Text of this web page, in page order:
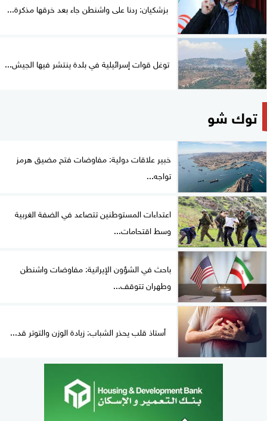
بزشكيان: ردنا على واشنطن جاء بعد خرقها مذكرة...
توغل قوات إسرائيلية في بلدة ينتشر فيها الجيش...
توك شو
خبير علاقات دولية: مفاوضات فتح مضيق هرمز
تواجه...
اعتداءات المستوطنين تتصاعد في الضفة الغربية
وسط اقتحامات...
باحث في الشؤون الإيرانية: مفاوضات واشنطن
وطهران تتوقف...
أستاذ قلب يحذر الشباب: زيادة الوزن والتوتر قد...